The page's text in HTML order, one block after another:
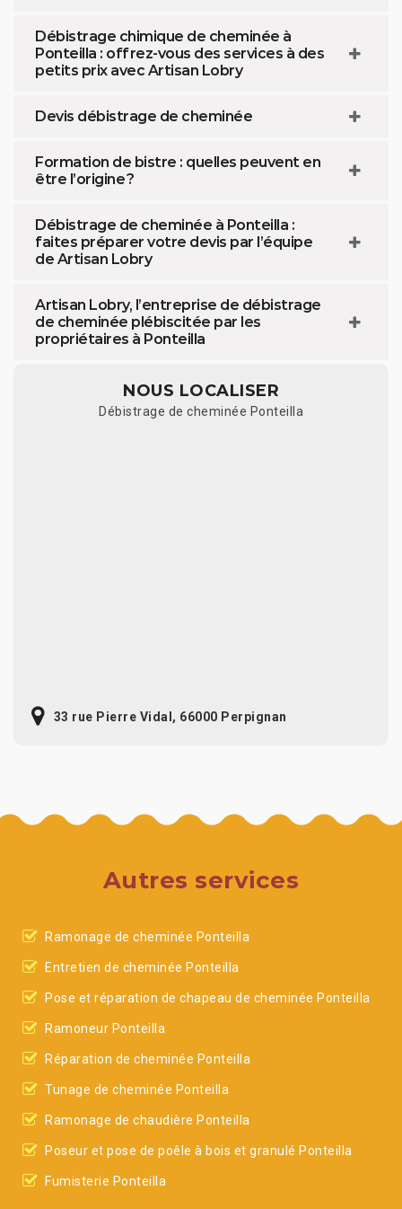
Débistrage chimique de cheminée à
Ponteilla : offrez-vous des services à des
petits prix avec Artisan Lobry
Devis débistrage de cheminée
Formation de bistre : quelles peuvent en
être l’origine ?
Débistrage de cheminée à Ponteilla :
faites préparer votre devis par l’équipe
de Artisan Lobry
Artisan Lobry, l’entreprise de débistrage
de cheminée plébiscitée par les
propriétaires à Ponteilla
NOUS LOCALISER
Débistrage de cheminée Ponteilla
33 rue Pierre Vidal, 66000 Perpignan
Autres services
Ramonage de cheminée Ponteilla
Entretien de cheminée Ponteilla
Pose et réparation de chapeau de cheminée Ponteilla
Ramoneur Ponteilla
Réparation de cheminée Ponteilla
Tunage de cheminée Ponteilla
Ramonage de chaudière Ponteilla
Poseur et pose de poêle à bois et granulé Ponteilla
Fumisterie Ponteilla